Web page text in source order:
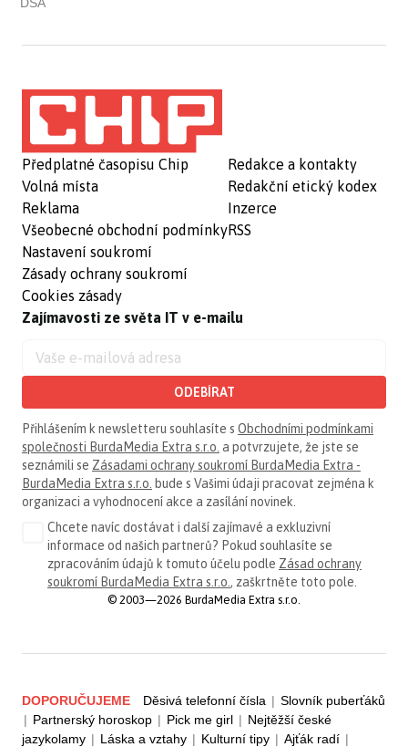
Předplatné časopisu Chip
Volná místa
Reklama
Všeobecné obchodní podmínky
Nastavení soukromí
Zásady ochrany soukromí
Cookies zásady
Redakce a kontakty
Redakční etický kodex
Inzerce
RSS
Zajímavosti ze světa IT v e-mailu
ODEBÍRAT
Přihlášením k newsletteru souhlasíte s Obchodními podmínkami
společnosti BurdaMedia Extra s.r.o. a potvrzujete, že jste se
seznámili se Zásadami ochrany soukromí BurdaMedia Extra -
BurdaMedia Extra s.r.o. bude s Vašimi údaji pracovat zejména k
organizaci a vyhodnocení akce a zasílání novinek.
Chcete navíc dostávat i další zajímavé a exkluzivní
informace od našich partnerů? Pokud souhlasíte se
zpracováním údajů k tomuto účelu podle Zásad ochrany
soukromí BurdaMedia Extra s.r.o. , zaškrtněte toto pole.
© 2003—2026 BurdaMedia Extra s.r.o.
DOPORUČUJEME Děsivá telefonní čísla | Slovník puberťáků
| Partnerský horoskop | Pick me girl | Nejtěžší české
jazykolamy | Láska a vztahy | Kulturní tipy | Ajťák radí |